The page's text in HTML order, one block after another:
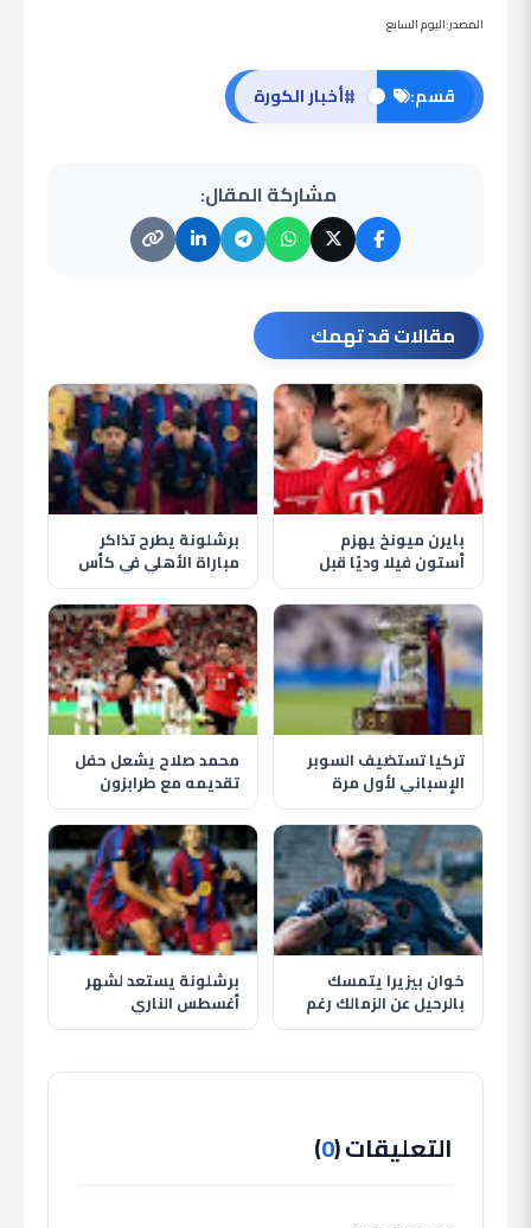
المصدر:اليوم السابع
قسم: #أخبار الكورة
مشاركة المقال:
مقالات قد تهمك
بايرن ميونخ يهزم
أستون فيلا وديًا قبل
انطلاق الموسم الجديد
برشلونة يطرح تذاكر
مباراة الأهلي في كأس
خوان جامبر قبل موقعة
كامب نو
تركيا تستضيف السوبر
الإسباني لأول مرة
بمشاركة برشلونة
وريال مدريد
محمد صلاح يشعل حفل
تقديمه مع طرابزون
سبور وسط استقبال
تاريخي للجماهير
خوان بيزيرا يتمسك
بالرحيل عن الزمالك رغم
قرار النادي وغموض
برشلونة يستعد لشهر
أغسطس الناري
بمواجهة الأهلي وظهور
التعليقات (0
)